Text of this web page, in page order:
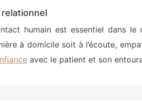
relationnel
humain est essentiel dans le
à domicile soit à l’écoute,
avec le patient et son